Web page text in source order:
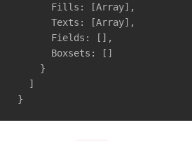
      Fills: [Array],
      Texts: [Array],
      Fields: [],
      Boxsets: []
    }
  ]
}